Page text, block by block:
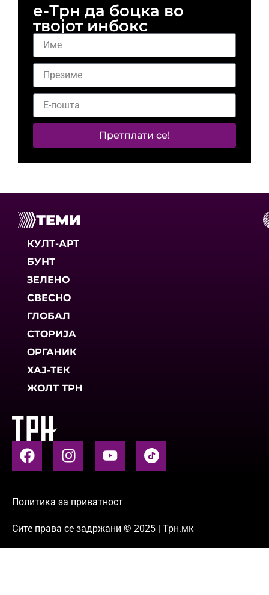
е-Трн да боцка во
твојот инбокс
Претплати се!
ТЕМИ
КУЛТ-АРТ
БУНТ
ЗЕЛЕНО
СВЕСНО
ГЛОБАЛ
СТОРИЈА
ОРГАНИК
ХАЈ-ТЕК
ЖОЛТ ТРН
Политика за приватност
Сите права се задржани © 2025 | Трн.мк